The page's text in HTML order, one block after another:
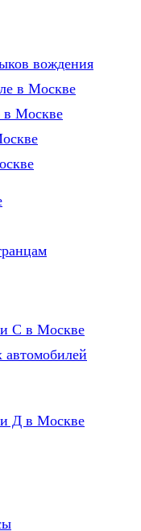
вождения
в Москве
в Москве
С в Москве
автомобилей
Д в Москве